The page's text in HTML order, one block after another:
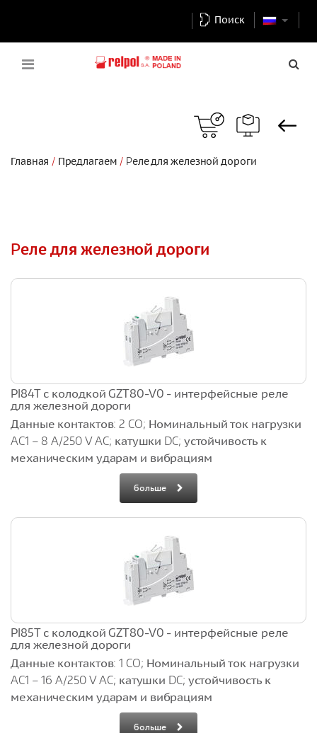
Поиск
Главная Предлагаем Pеле для железной дороги
Pеле для железной дороги
PI84T с колодкой GZT80-V0 - интерфейсные реле
для железной дороги
Данные контактов: 2 CO; Номинальный ток нагрузки
AC1 – 8 A/250 V AC; катушки DC; устойчивость к
механическим ударам и вибрациям
больше
PI85T с колодкой GZT80-V0 - интерфейсные реле
для железной дороги
Данные контактов: 1 CO; Номинальный ток нагрузки
AC1 – 16 A/250 V AC; катушки DC; устойчивость к
механическим ударам и вибрациям
больше